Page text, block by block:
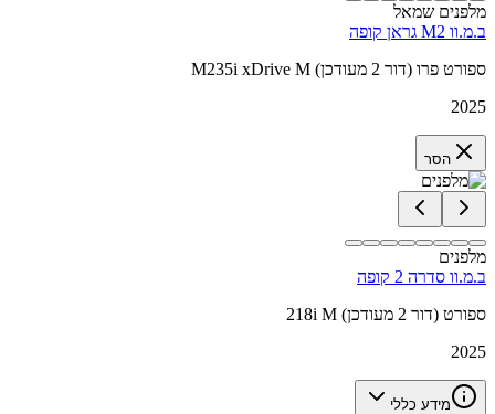
מלפנים שמאל
ב.מ.וו M2 גראן קופה
M235i xDrive M ספורט פרו (דור 2 מעודכן)
2025
הסר
מלפנים
ב.מ.וו סדרה 2 קופה
218i M ספורט (דור 2 מעודכן)
2025
מידע כללי